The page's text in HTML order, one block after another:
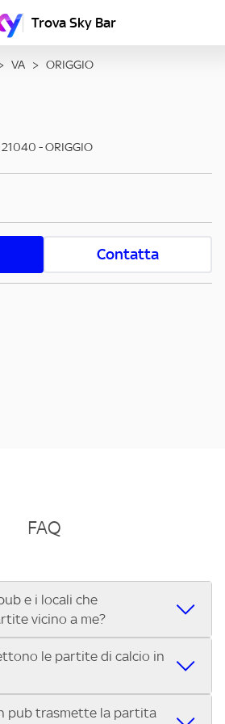
Trova Sky Bar
VA > ORIGGIO
21040 -ORIGGIO
Contatta
FAQ
e i locali che
vicino a me?
o locale vicino a te per
A ENILIVE, la Serie C Sky Wifi, la
la UEFA Europa League, la UEFA
la Formula 1®, la MotoGP™ e
le partite di calcio in
pub o ristoranti mostrano le partite
pub trasmette la partita